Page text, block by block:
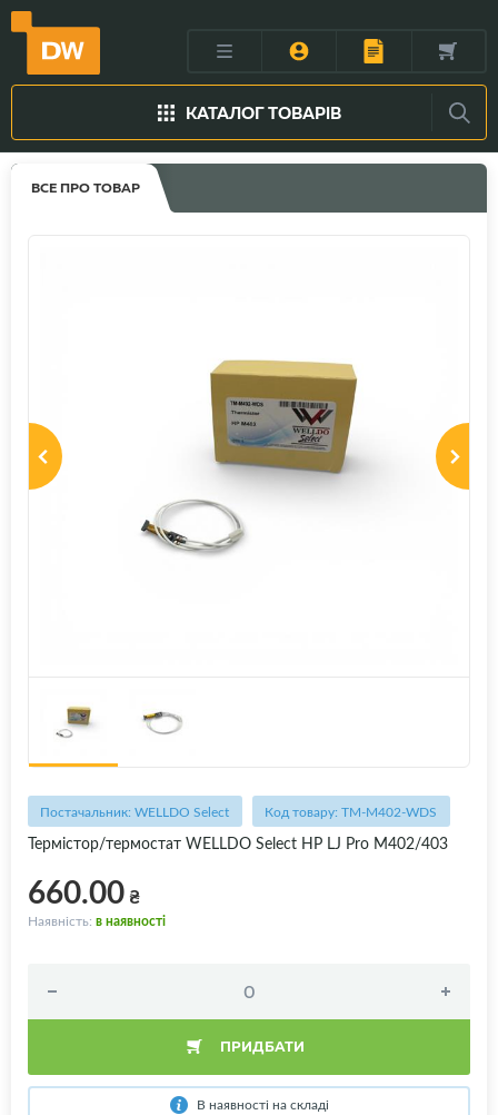
КАТАЛОГ ТОВАРІВ
ВСЕ ПРО ТОВАР
Постачальник: WELLDO Select Код товару: TM-M402-WDS
Термістор/термостат WELLDO Select HP LJ Pro M402/403
660.00₴
Наявність: в наявності
ПРИДБАТИ
В наявності на складі